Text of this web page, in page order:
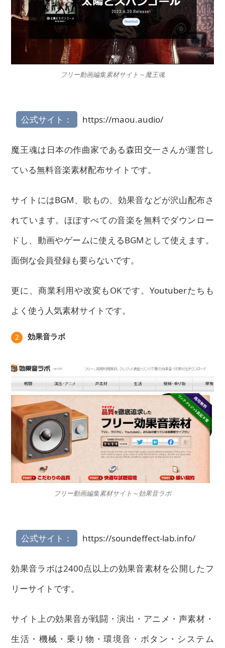
フリー動画編集素材サイト～魔王魂
公式サイト： https://maou.audio/
魔王魂は日本の作曲家である森田交一さんが運営し
ている無料音楽素材配布サイトです。
サイトにはBGM、歌もの、効果音などが沢山配布さ
れています。ほぼすべての音楽を無料でダウンロー
ドし、動画やゲームに使えるBGMとして使えます。
面倒な会員登録も要らないです。
更に、商業利用や改変もOKです。Youtuberたちも
よく使う人気素材サイトです。
2 効果音ラボ
フリー動画編集素材サイト～効果音ラボ
公式サイト： https://soundeffect-lab.info/
効果音ラボは2400点以上の効果音素材を公開したフ
リーサイトです。
サイト上の効果音が戦闘・演出・アニメ・声素材・
生活・機械・乗り物・環境音・ボタン・システム